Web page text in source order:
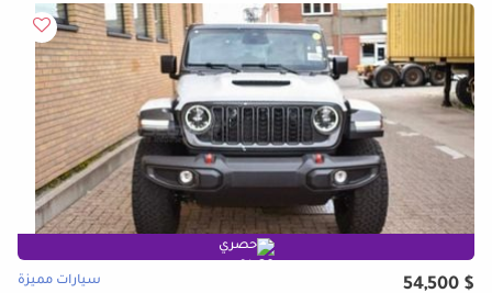
حصري
$ 54,500 سيارات مميزة